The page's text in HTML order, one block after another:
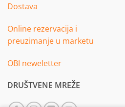
Dostava
Online rezervacija i
preuzimanje u marketu
OBI neweletter
DRUŠTVENE MREŽE